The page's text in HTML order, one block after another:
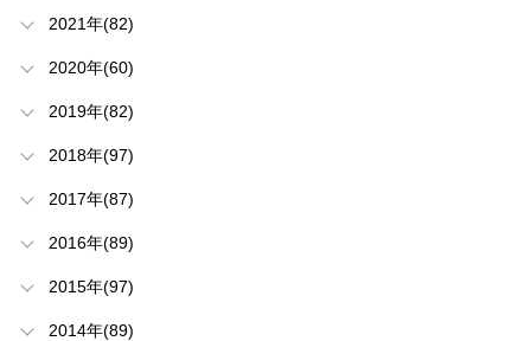
2021年(82)
2020年(60)
2019年(82)
2018年(97)
2017年(87)
2016年(89)
2015年(97)
2014年(89)